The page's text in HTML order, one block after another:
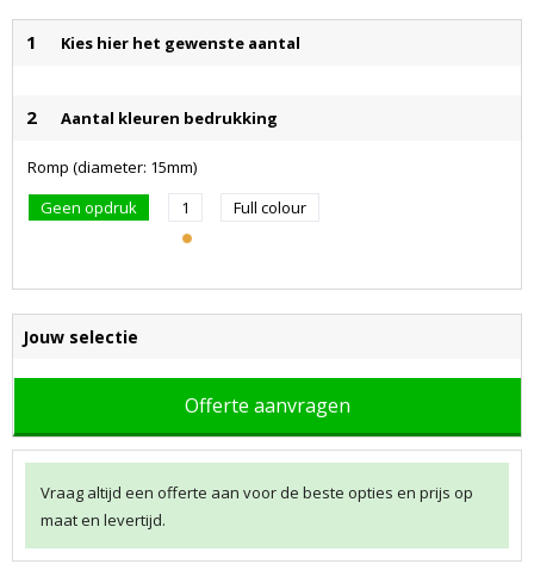
1 Kies hier het gewenste aantal
2 Aantal kleuren bedrukking
Romp (diameter: 15mm)
Geen opdruk
1 Full colour
Jouw selectie
Offerte aanvragen
Vraag altijd een offerte aan voor de beste opties en prijs op
maat en levertijd.